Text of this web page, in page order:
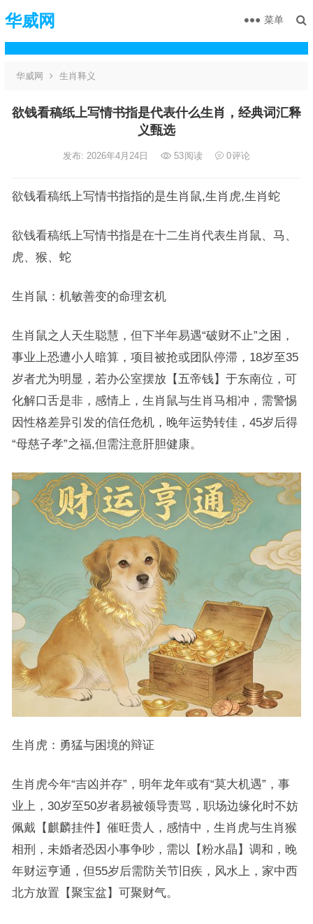
华威网 菜单
华威网 生肖释义
欲钱看稿纸上写情书指是代表什么生肖，经典词汇释
义甄选
发布: 2026年4月24日 53阅读 0评论
欲钱看稿纸上写情书指指的是生肖鼠,生肖虎,生肖蛇
欲钱看稿纸上写情书指是在十二生肖代表生肖鼠、马、
虎、猴、蛇
生肖鼠：机敏善变的命理玄机
生肖鼠之人天生聪慧，但下半年易遇“破财不止”之困，
事业上恐遭小人暗算，项目被抢或团队停滞，18岁至35
岁者尤为明显，若办公室摆放【五帝钱】于东南位，可
化解口舌是非，感情上，生肖鼠与生肖马相冲，需警惕
因性格差异引发的信任危机，晚年运势转佳，45岁后得
“母慈子孝”之福,但需注意肝胆健康。
生肖虎：勇猛与困境的辩证
生肖虎今年“吉凶并存”，明年龙年或有“莫大机遇”，事
业上，30岁至50岁者易被领导责骂，职场边缘化时不妨
佩戴【麒麟挂件】催旺贵人，感情中，生肖虎与生肖猴
相刑，未婚者恐因小事争吵，需以【粉水晶】调和，晚
年财运亨通，但55岁后需防关节旧疾，风水上，家中西
北方放置【聚宝盆】可聚财气。